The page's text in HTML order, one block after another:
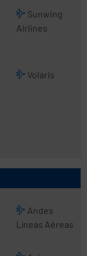
Sunwing
Airlines
Volaris
Andes
Líneas Aéreas